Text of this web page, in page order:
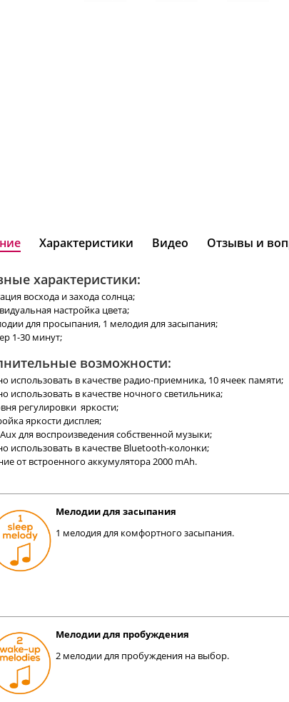
Характеристики Видео Отзывы и
характеристики:
восхода и захода солнца;
настройка цвета;
для просыпания, 1 мелодия для засыпания;
1-30 минут;
возможности:
использовать в качестве радио-приемника, 10 ячеек памяти;
использовать в качестве ночного светильника;
регулировки яркости;
яркости дисплея;
для воспроизведения собственной музыки;
использовать в качестве Bluetooth-колонки;
от встроенного аккумулятора 2000 mAh.
Мелодии для засыпания
1 мелодия для комфортного засыпания.
Мелодии для пробуждения
2 мелодии для пробуждения на выбор.